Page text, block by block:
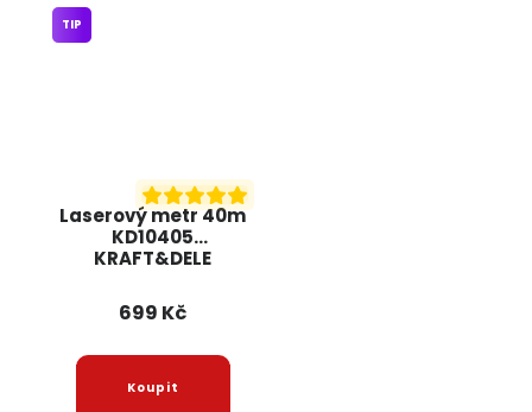
Laserový metr 40m
KD10405
KRAFT&DELE
TIP
699 Kč